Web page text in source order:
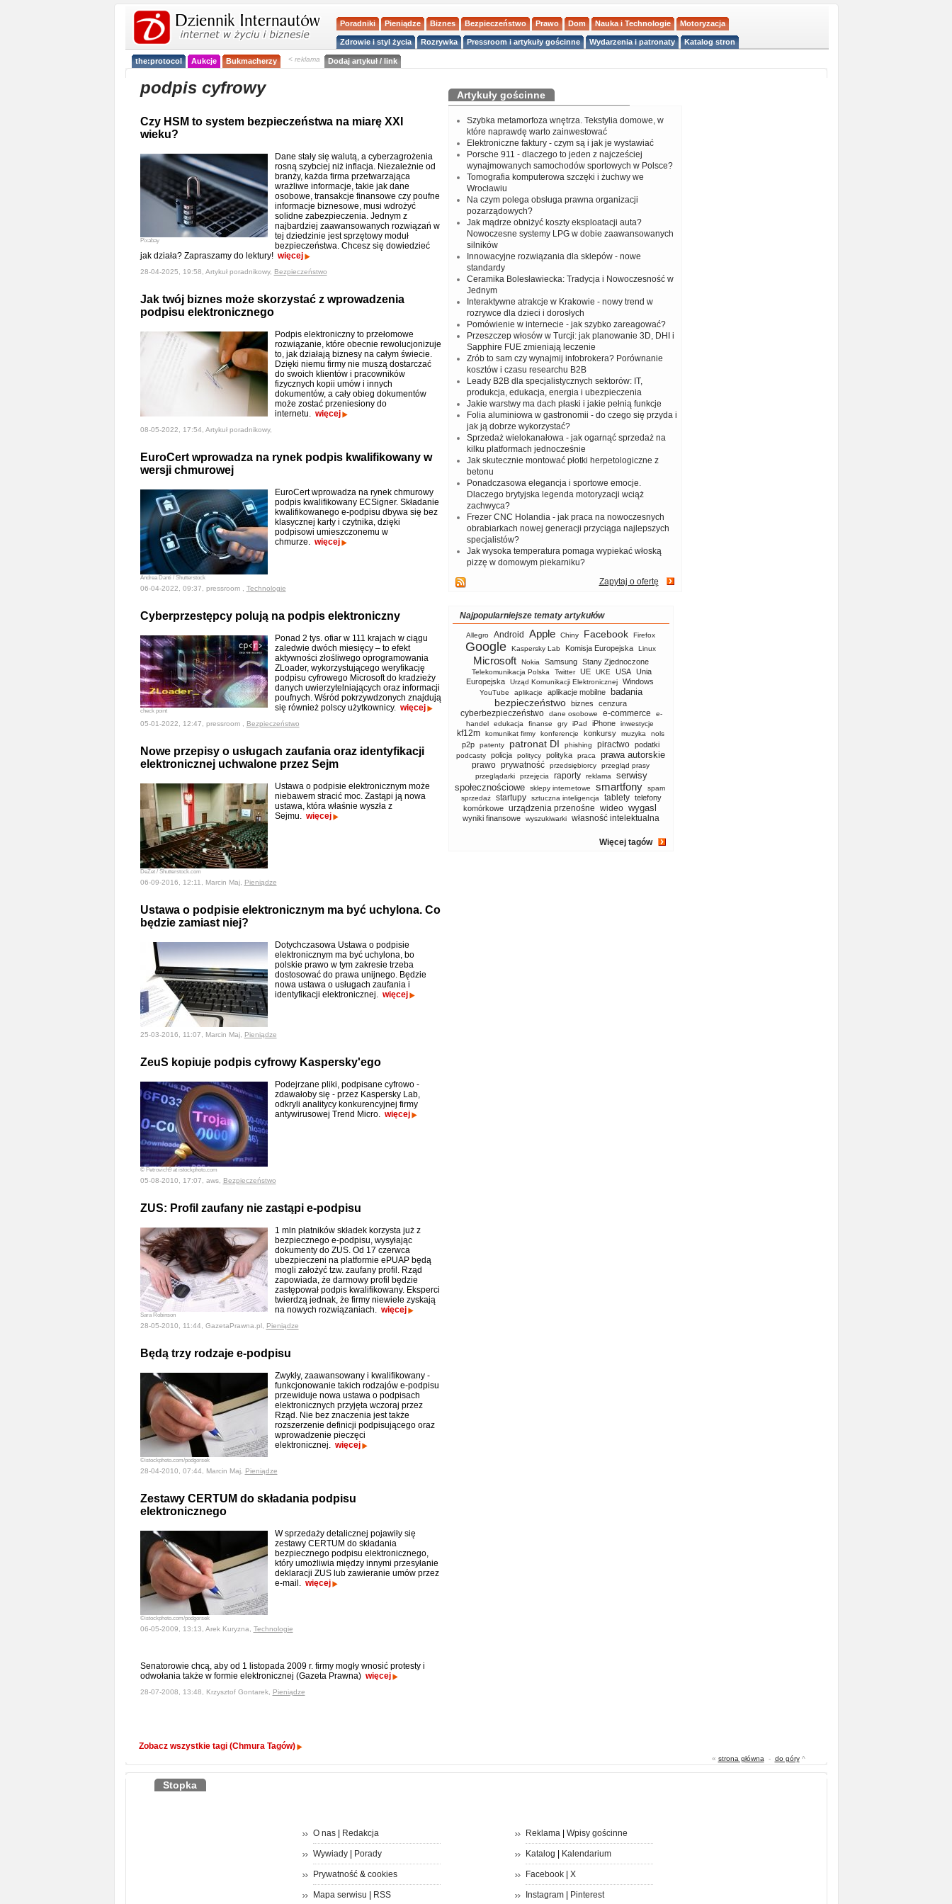
Poradniki Pieniądze Biznes Bezpieczeństwo Prawo Dom Nauka i Technologie Motoryzacja
Zdrowie i styl życia Rozrywka Pressroom i artykuły gościnne Wydarzenia i patronaty Katalog stron
the:protocol Aukcje Bukmacherzy < reklama Dodaj artykuł / link
podpis cyfrowy
Czy HSM to system bezpieczeństwa na miarę XXI
wieku?
Pixabay
Dane stały się walutą, a cyberzagrożenia
rosną szybciej niż inflacja. Niezależnie od
branży, każda firma przetwarzająca
wrażliwe informacje, takie jak dane
osobowe, transakcje finansowe czy poufne
informacje biznesowe, musi wdrożyć
solidne zabezpieczenia. Jednym z
najbardziej zaawansowanych rozwiązań w
tej dziedzinie jest sprzętowy moduł
bezpieczeństwa. Chcesz się dowiedzieć
jak działa? Zapraszamy do lektury! więcej
28-04-2025, 19:58, Artykuł poradnikowy, Bezpieczeństwo
Jak twój biznes może skorzystać z wprowadzenia
podpisu elektronicznego
Podpis elektroniczny to przełomowe
rozwiązanie, które obecnie rewolucjonizuje
to, jak działają biznesy na całym świecie.
Dzięki niemu firmy nie muszą dostarczać
do swoich klientów i pracowników
fizycznych kopii umów i innych
dokumentów, a cały obieg dokumentów
może zostać przeniesiony do
internetu. więcej
08-05-2022, 17:54, Artykuł poradnikowy,
EuroCert wprowadza na rynek podpis kwalifikowany w
wersji chmurowej
Andrea Danti / Shutterstock
EuroCert wprowadza na rynek chmurowy
podpis kwalifikowany ECSigner. Składanie
kwalifikowanego e-podpisu dbywa się bez
klasycznej karty i czytnika, dzięki
podpisowi umieszczonemu w
chmurze. więcej
06-04-2022, 09:37, pressroom , Technologie
Cyberprzestępcy polują na podpis elektroniczny
check point
Ponad 2 tys. ofiar w 111 krajach w ciągu
zaledwie dwóch miesięcy – to efekt
aktywności złośliwego oprogramowania
ZLoader, wykorzystującego weryfikację
podpisu cyfrowego Microsoft do kradzieży
danych uwierzytelniających oraz informacji
poufnych. Wśród pokrzywdzonych znajdują
się również polscy użytkownicy. więcej
05-01-2022, 12:47, pressroom , Bezpieczeństwo
Nowe przepisy o usługach zaufania oraz identyfikacji
elektronicznej uchwalone przez Sejm
DeZet / Shutterstock.com
Ustawa o podpisie elektronicznym może
niebawem stracić moc. Zastąpi ją nowa
ustawa, która właśnie wyszła z
Sejmu. więcej
06-09-2016, 12:11, Marcin Maj, Pieniądze
Ustawa o podpisie elektronicznym ma być uchylona. Co
będzie zamiast niej?
Dotychczasowa Ustawa o podpisie
elektronicznym ma być uchylona, bo
polskie prawo w tym zakresie trzeba
dostosować do prawa unijnego. Będzie
nowa ustawa o usługach zaufania i
identyfikacji elektronicznej. więcej
25-03-2016, 11:07, Marcin Maj, Pieniądze
ZeuS kopiuje podpis cyfrowy Kaspersky'ego
© Petrovich9 at istockphoto.com
Podejrzane pliki, podpisane cyfrowo -
zdawałoby się - przez Kaspersky Lab,
odkryli analitycy konkurencyjnej firmy
antywirusowej Trend Micro. więcej
05-08-2010, 17:07, aws, Bezpieczeństwo
ZUS: Profil zaufany nie zastąpi e-podpisu
Sara Robinson
1 mln płatników składek korzysta już z
bezpiecznego e-podpisu, wysyłając
dokumenty do ZUS. Od 17 czerwca
ubezpieczeni na platformie ePUAP będą
mogli założyć tzw. zaufany profil. Rząd
zapowiada, że darmowy profil będzie
zastępował podpis kwalifikowany. Eksperci
twierdzą jednak, że firmy niewiele zyskają
na nowych rozwiązaniach. więcej
28-05-2010, 11:44, GazetaPrawna.pl, Pieniądze
Będą trzy rodzaje e-podpisu
©istockphoto.com/podgorsek
Zwykły, zaawansowany i kwalifikowany -
funkcjonowanie takich rodzajów e-podpisu
przewiduje nowa ustawa o podpisach
elektronicznych przyjęta wczoraj przez
Rząd. Nie bez znaczenia jest także
rozszerzenie definicji podpisującego oraz
wprowadzenie pieczęci
elektronicznej. więcej
28-04-2010, 07:44, Marcin Maj, Pieniądze
Zestawy CERTUM do składania podpisu
elektronicznego
©istockphoto.com/podgorsek
W sprzedaży detalicznej pojawiły się
zestawy CERTUM do składania
bezpiecznego podpisu elektronicznego,
który umożliwia między innymi przesyłanie
deklaracji ZUS lub zawieranie umów przez
e-mail. więcej
06-05-2009, 13:13, Arek Kuryzna, Technologie
Senatorowie chcą, aby od 1 listopada 2009 r. firmy mogły wnosić protesty i
odwołania także w formie elektronicznej (Gazeta Prawna) więcej
28-07-2008, 13:48, Krzysztof Gontarek, Pieniądze
Zobacz wszystkie tagi (Chmura Tagów)
Artykuły gościnne
Szybka metamorfoza wnętrza. Tekstylia domowe, w
które naprawdę warto zainwestować
Elektroniczne faktury - czym są i jak je wystawiać
Porsche 911 - dlaczego to jeden z najcześciej
wynajmowanych samochodów sportowych w Polsce?
Tomografia komputerowa szczęki i żuchwy we
Wrocławiu
Na czym polega obsługa prawna organizacji
pozarządowych?
Jak mądrze obniżyć koszty eksploatacji auta?
Nowoczesne systemy LPG w dobie zaawansowanych
silników
Innowacyjne rozwiązania dla sklepów - nowe
standardy
Ceramika Bolesławiecka: Tradycja i Nowoczesność w
Jednym
Interaktywne atrakcje w Krakowie - nowy trend w
rozrywce dla dzieci i dorosłych
Pomówienie w internecie - jak szybko zareagować?
Przeszczep włosów w Turcji: jak planowanie 3D, DHI i
Sapphire FUE zmieniają leczenie
Zrób to sam czy wynajmij infobrokera? Porównanie
kosztów i czasu researchu B2B
Leady B2B dla specjalistycznych sektorów: IT,
produkcja, edukacja, energia i ubezpieczenia
Jakie warstwy ma dach płaski i jakie pełnią funkcje
Folia aluminiowa w gastronomii - do czego się przyda i
jak ją dobrze wykorzystać?
Sprzedaż wielokanałowa - jak ogarnąć sprzedaż na
kilku platformach jednocześnie
Jak skutecznie montować płotki herpetologiczne z
betonu
Ponadczasowa elegancja i sportowe emocje.
Dlaczego brytyjska legenda motoryzacji wciąż
zachwyca?
Frezer CNC Holandia - jak praca na nowoczesnych
obrabiarkach nowej generacji przyciąga najlepszych
specjalistów?
Jak wysoka temperatura pomaga wypiekać włoską
pizzę w domowym piekarniku?
Zapytaj o ofertę
Najpopularniejsze tematy artykułów
Allegro Android Apple Chiny Facebook Firefox
Google Kaspersky Lab Komisja Europejska Linux
Microsoft Nokia Samsung Stany Zjednoczone
Telekomunikacja Polska Twitter UE UKE USA
Unia
Europejska
Urząd Komunikacji Elektronicznej Windows
YouTube aplikacje aplikacje mobilne badania
bezpieczeństwo biznes cenzura
cyberbezpieczeństwo dane osobowe e-commerce
e-
handel
edukacja finanse gry iPad iPhone inwestycje
kf12m komunikat firmy konferencje konkursy muzyka nols
p2p patenty patronat DI phishing piractwo podatki
podcasty policja politycy polityka praca prawa autorskie
prawo prywatność przedsiębiorcy
przegląd prasy
przeglądarki
przejęcia raporty reklama
serwisy
społecznościowe
sklepy internetowe smartfony
spam
sprzedaż
startupy sztuczna inteligencja tablety telefony
komórkowe urządzenia przenośne wideo wygasl
wyniki finansowe wyszukiwarki własność intelektualna
Więcej tagów
« strona główna - do góry^
Stopka
O nas| Redakcja
Wywiady| Porady
Prywatność& cookies
Mapa serwisu RSS
Reklama| Wpisy gościnne
Katalog Kalendarium
Facebook| X
Instagram| Pinterest